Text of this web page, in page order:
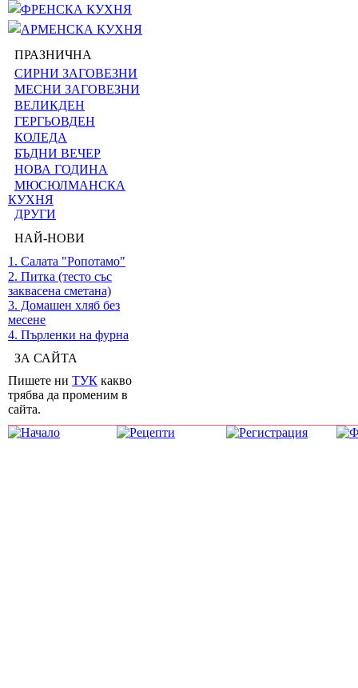
ФРЕНСКА КУХНЯ
АРМЕНСКА КУХНЯ
ПРАЗНИЧНА
СИРНИ ЗАГОВЕЗНИ
МЕСНИ ЗАГОВЕЗНИ
ВЕЛИКДЕН
ГЕРГЬОВДЕН
КОЛЕДА
БЪДНИ ВЕЧЕР
НОВА ГОДИНА
МЮСЮЛМАНСКА
КУХНЯ
ДРУГИ
НАЙ-НОВИ
1. Салата "Ропотамо"
2. Питка (тесто със
заквасена сметана)
3. Домашен хляб без
месене
4. Пърленки на фурна
ЗА САЙТА
Пишете ни ТУК какво
трябва да променим в
сайта.